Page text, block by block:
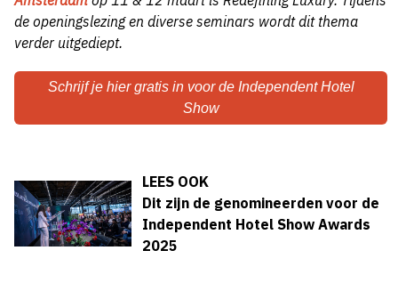
de openingslezing en diverse seminars wordt dit thema
verder uitgediept.
Schrijf je hier gratis in voor de Independent Hotel
Show
LEES OOK
Dit zijn de genomineerden voor de
Independent Hotel Show Awards
2025